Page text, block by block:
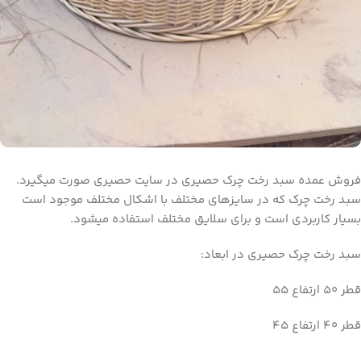
فروش عمده سبد رخت چرک حصیری در سایت حصیری صورت میگیرد.
سبد رخت چرک که در سایزهای مختلف با اشکال مختلف موجود است
بسیار کاربردی است و برای سلایق مختلف استفاده میشود.
سبد رخت چرک حصیری در ابعاد:
قطر ۵۰ ارتفاع ۵۵
قطر ۴۰ ارتفاع ۴۵